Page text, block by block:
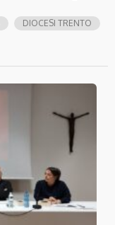
DIOCESI TRENTO